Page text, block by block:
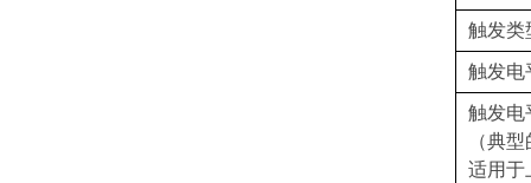
触发类
触发电
触发电
（典
适用于